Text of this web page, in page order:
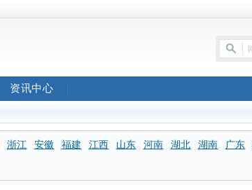
资讯中心
浙江 安徽 福建 江西 山东 河南 湖北 湖南 广东